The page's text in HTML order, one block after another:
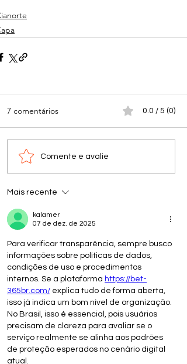
7 comentários 0.0 / 5 (0)
Comente e avalie
Mais recente
kalamer
07 de dez. de 2025
Para verificar transparência, sempre busco
informações sobre políticas de dados,
condições de uso e procedimentos
internos. Se a plataforma https://bet-
365br.com/ explica tudo de forma aberta,
isso já indica um bom nível de organização.
No Brasil, isso é essencial, pois usuários
precisam de clareza para avaliar se o
serviço realmente se alinha aos padrões
de proteção esperados no cenário digital
atual.